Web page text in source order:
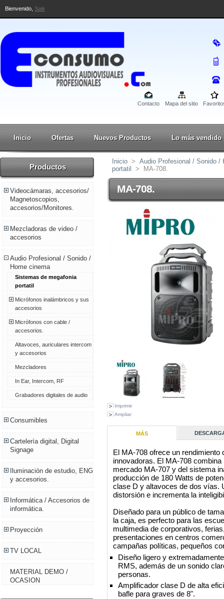
Bienvenido, Salir
Contacto Mapa del sitio
Inicio Ofertas Nuevos Productos Lo más vendido
Productos
Videocámaras, accesorios/
Magnetoscopios,
accesorios/Monitores.
Mezcladoras de video /
accesorios
Audio Profesional / Sonido /
Home cinema
Sistemas de megafonia
portatil
Micrófonos inalámbricos y sus
accesorios
Micrófonos con cable /
accesorios.
Altavoces, auriculares intercom
y accesorios
Mezcladores
In Ear, Intercom, RF
Grabadores digitales de audio
Consumibles
Cartelería digital, Digital
Signage
Iluminación de estudio, ENG
y accesorios.
Informática / Accesorios de
informática.
Proyección
TV LOCAL
MATERIAL DEMO /
OCASION
Inicio > Audio Profesional / Sonido /
portatil
> MA-708.
MA-708.
Imprimir
Ampliar
MÁS
El MA-708 ofrece un
innovadoras. El MA-708
mercado MA-707 y del sistema
producción de 180 Watts de
clase D y altavoces de dos vías.
distorsión e incrementa la
Diseñado para un público de
la caja, es perfecto para las
multimedia de corporativos,
presentaciones en centros
campañas políticas, pequeños
Diseño ligero y
RMS, además de un sonido
personas.
Amplificador clase D de alta
bafle para graves de 8".